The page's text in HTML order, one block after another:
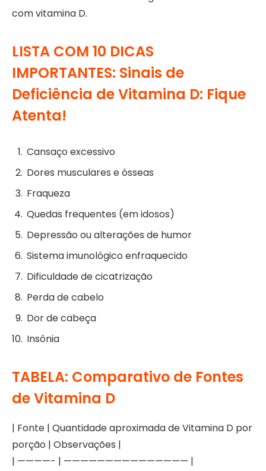
com vitamina D.
LISTA COM 10 DICAS
IMPORTANTES: Sinais de
Deficiência de Vitamina D: Fique
Atenta!
Cansaço excessivo
Dores musculares e ósseas
Fraqueza
Quedas frequentes (em idosos)
Depressão ou alterações de humor
Sistema imunológico enfraquecido
Dificuldade de cicatrização
Perda de cabelo
Dor de cabeça
Insônia
TABELA: Comparativo de Fontes
de Vitamina D
| Fonte | Quantidade aproximada de Vitamina D por
porção | Observações |
| ————- | ——————————————— |